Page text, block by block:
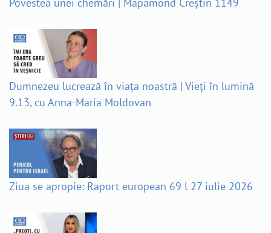
Dumnezeu lucrează în viața noastră | Vieți în lumină
9.13, cu Anna-Maria Moldovan
Ziua se apropie: Raport european 69 l 27 iulie 2026